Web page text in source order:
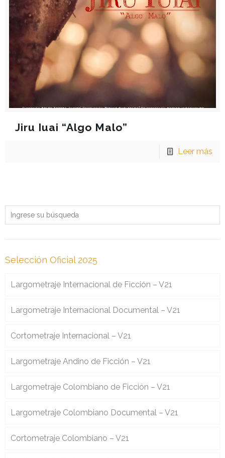
Jiru Iuai “Algo Malo”
Leer más
Selección Oficial 2025
Largometraje Internacional de Ficción – V21
Largometraje Internacional Documental – V21
Cortometraje Internacional – V21
Largometraje Andino de Ficción – V21
Largometraje Colombiano de Ficción – V21
Largometraje Colombiano Documental – V21
Cortometraje Colombiano – V21